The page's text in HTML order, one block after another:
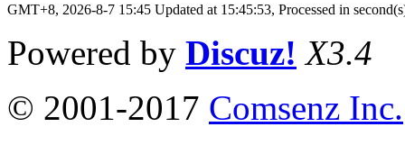
GMT+8, 2026-8-7 15:45 Updated at 15:45:53, Processed in
Powered by Discuz! X3.4
© 2001-2017 Comsenz Inc.